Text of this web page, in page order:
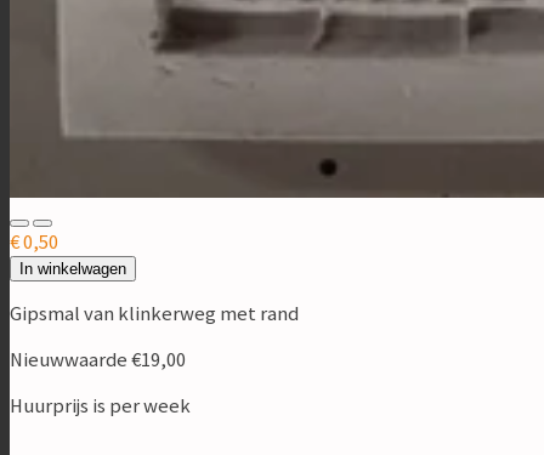
€ 0,50
In winkelwagen
Gipsmal van klinkerweg met rand
Nieuwwaarde €19,00
Huurprijs is per week